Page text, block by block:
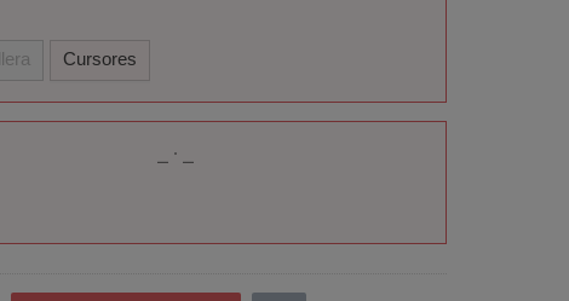
Cursores